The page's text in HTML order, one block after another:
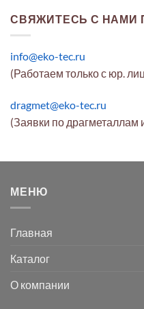
СВЯЖИТЕСЬ С НАМИ
info@eko-tec.ru
(Работаем только с юр.
dragmet@eko-tec.ru
(Заявки по драгметаллам
МЕНЮ
Главная
Каталог
О компании